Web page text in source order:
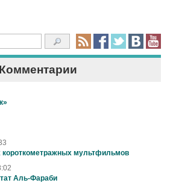
Комментарии
короткометражных мультфильмов
Аль-Фараби